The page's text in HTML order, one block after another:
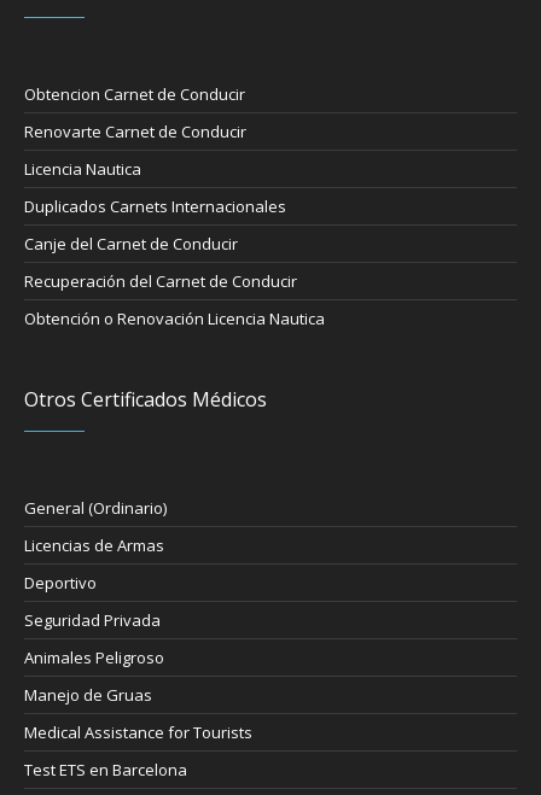
Obtencion Carnet de Conducir
Renovarte Carnet de Conducir
Licencia Nautica
Duplicados Carnets Internacionales
Canje del Carnet de Conducir
Recuperación del Carnet de Conducir
Obtención o Renovación Licencia Nautica
Otros Certificados Médicos
General (Ordinario)
Licencias de Armas
Deportivo
Seguridad Privada
Animales Peligroso
Manejo de Gruas
Medical Assistance for Tourists
Test ETS en Barcelona